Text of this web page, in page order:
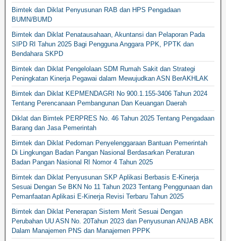
Bimtek dan Diklat Penyusunan RAB dan HPS Pengadaan
BUMN/BUMD
Bimtek dan Diklat Penatausahaan, Akuntansi dan Pelaporan Pada
SIPD RI Tahun 2025 Bagi Pengguna Anggara PPK, PPTK dan
Bendahara SKPD
Bimtek dan Diklat Pengelolaan SDM Rumah Sakit dan Strategi
Peningkatan Kinerja Pegawai dalam Mewujudkan ASN BerAKHLAK
Bimtek dan Diklat KEPMENDAGRI No 900.1.155-3406 Tahun 2024
Tentang Perencanaan Pembangunan Dan Keuangan Daerah
Diklat dan Bimtek PERPRES No. 46 Tahun 2025 Tentang Pengadaan
Barang dan Jasa Pemerintah
Bimtek dan Diklat Pedoman Penyelenggaraan Bantuan Pemerintah
Di Lingkungan Badan Pangan Nasional Berdasarkan Peraturan
Badan Pangan Nasional RI Nomor 4 Tahun 2025
Bimtek dan Diklat Penyusunan SKP Aplikasi Berbasis E-Kinerja
Sesuai Dengan Se BKN No 11 Tahun 2023 Tentang Penggunaan dan
Pemanfaatan Aplikasi E-Kinerja Revisi Terbaru Tahun 2025
Bimtek dan Diklat Penerapan Sistem Merit Sesuai Dengan
Perubahan UU ASN No. 20Tahun 2023 dan Penyusunan ANJAB ABK
Dalam Manajemen PNS dan Manajemen PPPK